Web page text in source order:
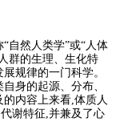
然人类学”或“人体
群的生理、生化特
规律的一门科学。
身的起源、分布、
内容上来看,体质人
谢特征,并兼及了心